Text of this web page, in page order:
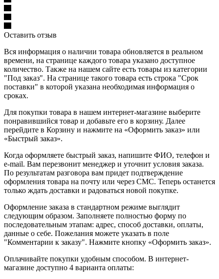
Оставить отзыв
Вся информация о наличии товара обновляется в реальном
времени, на странице каждого товара указано доступное
количество. Также на нашем сайте есть товары из категории
"Под заказ". На странице такого товара есть строка "Срок
поставки" в которой указана необходимая информация о
сроках.
Для покупки товара в нашем интернет-магазине выберите
понравившийся товар и добавьте его в корзину. Далее
перейдите в Корзину и нажмите на «Оформить заказ» или
«Быстрый заказ».
Когда оформляете быстрый заказ, напишите ФИО, телефон и
e-mail. Вам перезвонит менеджер и уточнит условия заказа.
По результатам разговора вам придет подтверждение
оформления товара на почту или через СМС. Теперь останется
только ждать доставки и радоваться новой покупке.
Оформление заказа в стандартном режиме выглядит
следующим образом. Заполняете полностью форму по
последовательным этапам: адрес, способ доставки, оплаты,
данные о себе. Пожелания можете указать в поле
"Комментарии к заказу". Нажмите кнопку «Оформить заказ».
Оплачивайте покупки удобным способом. В интернет-
магазине доступно 4 варианта оплаты: